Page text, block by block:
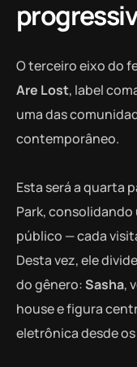
O terceiro eixo do
Are Lost, label
uma das
contemporâneo.
Esta será a quarta
Park, consolidando
público — cada
Desta vez, ele
do gênero:Sasha,
house e figura
eletrônica desde